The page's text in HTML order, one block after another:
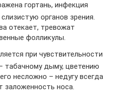
гортань, инфекция
органов зрения.
отекает, тревожат
фолликулы.
при чувствительности
табачному дыму, цветению
несложно – недугу всегда
заложенность носа.